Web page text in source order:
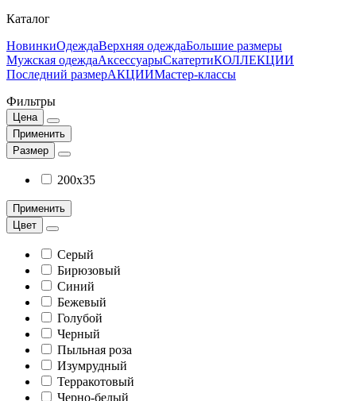
Каталог
НовинкиОдеждаВерхняя одеждаБольшие размеры
Мужская одеждаАксессуарыСкатертиКОЛЛЕКЦИИ
Последний размерАКЦИИМастер-классы
Фильтры
Цена
Применить
Размер
200x35
Применить
Цвет
Серый
Бирюзовый
Синий
Бежевый
Голубой
Черный
Пыльная роза
Изумрудный
Терракотовый
Черно-белый